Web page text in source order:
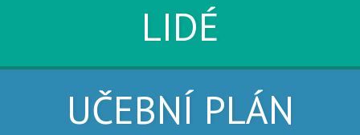
LIDÉ
UČEBNÍ PLÁN